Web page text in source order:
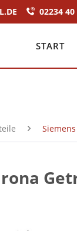
02234 40
START
Siemens